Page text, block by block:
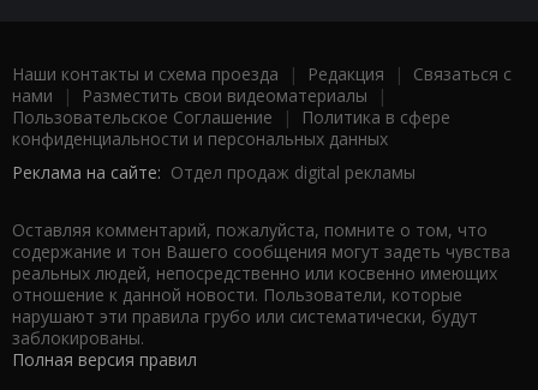
Наши контакты и схема проезда | Редакция | Связаться с
нами | Разместить свои видеоматериалы |
Пользовательское Соглашение |
Политика в сфере
конфиденциальности и персональных данных
Реклама на сайте: Отдел продаж digital рекламы
Оставляя комментарий, пожалуйста, помните о том, что
содержание и тон Вашего сообщения могут задеть чувства
реальных людей, непосредственно или косвенно имеющих
отношение к данной новости. Пользователи, которые
нарушают эти правила грубо или систематически, будут
заблокированы.
Полная версия правил